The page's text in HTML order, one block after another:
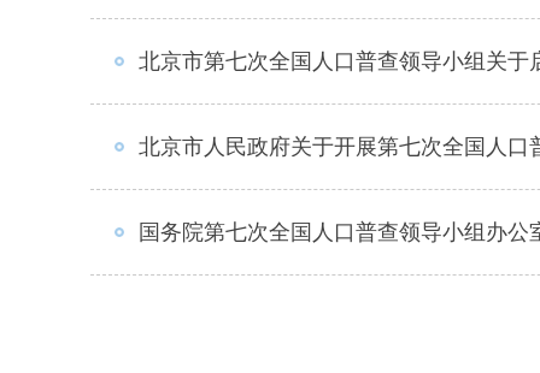
北京市第七次全国人口普查领导小组关
北京市人民政府关于开展第七次全国人口
国务院第七次全国人口普查领导小组办